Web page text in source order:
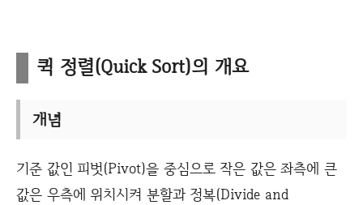
퀵 정렬(Quick Sort)의 개요
개념
기준 값인 피벗(Pivot)을 중심으로 작은 값은 좌측에 큰
값은 우측에 위치시켜 분할과 정복(Divide and